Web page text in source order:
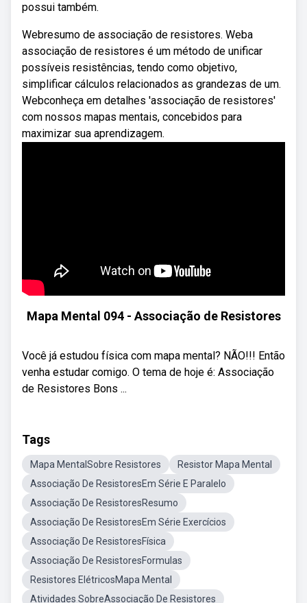
possui também.
Webresumo de associação de resistores. Weba
associação de resistores é um método de unificar
possíveis resistências, tendo como objetivo,
simplificar cálculos relacionados as grandezas de um.
Webconheça em detalhes 'associação de resistores'
com nossos mapas mentais, concebidos para
maximizar sua aprendizagem.
Mapa Mental 094 - Associação de Resistores
Você já estudou física com mapa mental? NÃO!!! Então
venha estudar comigo. O tema de hoje é: Associação
de Resistores Bons ...
Tags
Mapa MentalSobre Resistores
Resistor Mapa Mental
Associação De ResistoresEm Série E Paralelo
Associação De ResistoresResumo
Associação De ResistoresEm Série Exercícios
Associação De ResistoresFísica
Associação De ResistoresFormulas
Resistores ElétricosMapa Mental
Atividades SobreAssociação De Resistores